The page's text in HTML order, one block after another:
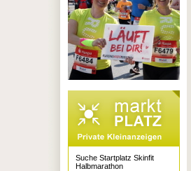
Suche Startplatz Skinfit
Halbmarathon